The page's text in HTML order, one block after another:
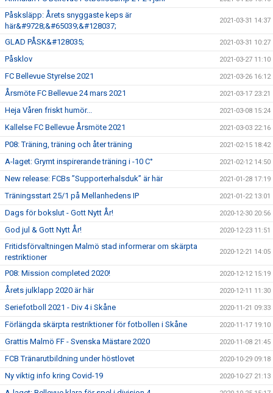
Påsksläpp: Årets snyggaste keps är
här&#9728;&#65039;&#128037;
2021-03-31 14:37
GLAD PÅSK&#128035; 2021-03-31 10:27
Påsklov 2021-03-27 11:10
FC Bellevue Styrelse 2021 2021-03-26 16:12
Årsmöte FC Bellevue 24 mars 2021 2021-03-17 23:21
Heja Våren friskt humör... 2021-03-08 15:24
Kallelse FC Bellevue Årsmöte 2021 2021-03-03 22:16
P08: Träning, träning och åter träning 2021-02-15 18:42
A-laget: Grymt inspirerande träning i -10 C° 2021-02-12 14:50
New release: FCBs ”Supporterhalsduk” är här 2021-01-28 17:19
Träningsstart 25/1 på Mellanhedens IP 2021-01-22 13:01
Dags för bokslut - Gott Nytt År! 2020-12-30 20:56
God jul & Gott Nytt År! 2020-12-23 11:51
Fritidsförvaltningen Malmö stad informerar om skärpta
restriktioner
2020-12-21 14:05
P08: Mission completed 2020! 2020-12-12 15:19
Årets julklapp 2020 är här 2020-12-11 11:30
Seriefotboll 2021 - Div 4 i Skåne 2020-11-21 09:33
Förlängda skärpta restriktioner för fotbollen i Skåne 2020-11-17 19:10
Grattis Malmö FF - Svenska Mästare 2020 2020-11-08 21:45
FCB Tränarutbildning under höstlovet 2020-10-29 09:18
Ny viktig info kring Covid-19 2020-10-27 21:13